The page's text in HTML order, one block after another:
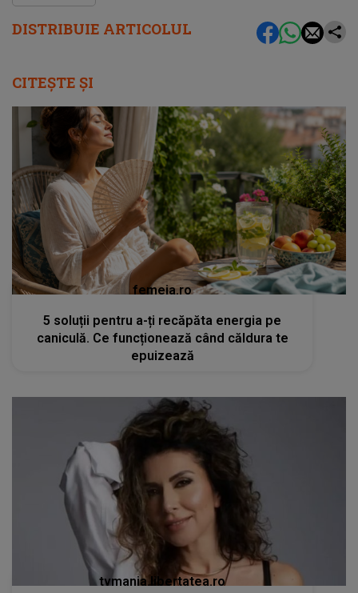
DISTRIBUIE ARTICOLUL
CITEȘTE ȘI
femeia.ro
5 soluții pentru a-ți recăpăta energia pe
caniculă. Ce funcționează când căldura te
epuizează
tvmania.libertatea.ro